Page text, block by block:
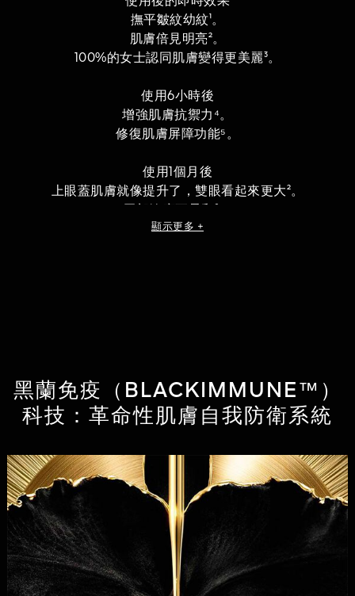
撫平皺紋幼紋¹。
肌膚倍見明亮²。
100%的女士認同肌膚變得更美麗³。
使用6小時後
增強肌膚抗禦力⁴。
修復肌膚屏障功能⁵。
使用1個月後
上眼蓋肌膚就像提升了，雙眼看起來更大²。
顯示更多 +
黑蘭免疫（BLACKIMMUNE™）
科技：革命性肌膚自我防衛系統